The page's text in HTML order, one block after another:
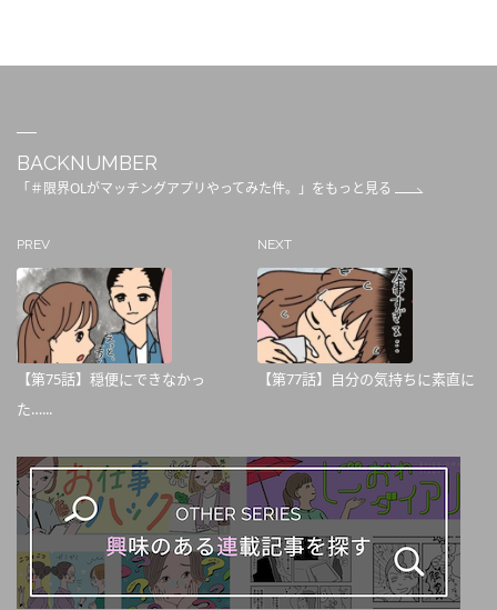
BACKNUMBER
「＃限界OLがマッチングアプリやってみた件。」をもっと見る
PREV
【第75話】穏便にできなかっ
た…...
NEXT
【第77話】自分の気持ちに素直に